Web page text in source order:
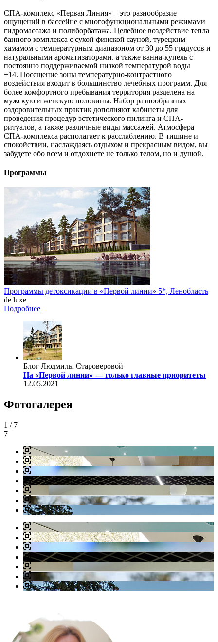
СПА-комплекс «Первая Линия» – это разнообразие
ощущений в бассейне с многофункциональными режимами
гидромассажа и полиборбатажа. Целебное воздействие тепла
банного комплекса с сухой финской сауной, турецким
хамамом с температурным диапазоном от 30 до 55 градусов и
натуральными ароматизаторами, а также ванна-купель с
постоянно поддерживаемой низкой температурой воды
+14. Посещение зоны температурно-контрастного
воздействия входит в большинство лечебных программ. Для
более комфортного пребывания территория разделена на
мужскую и женскую половины. Набор разнообразных
оздоровительных практик дополняют кабинеты для
проведения процедур эстетического пилинга и СПА-
ритуалов, а также различные виды массажей. Атмосфера
СПА-комплекса располагает к расслаблению. В тишине и
спокойствии, наслаждаясь отдыхом и прекрасным видом, вы
забудете обо всем и отдохнете не только телом, но и душой.
Программы
Программы детоксикации в «Первой линии» 5*, Ленобласть
de luxe
Подробнее
Блог Людмилы Староверовой
На «Первой линии» — только главные приоритеты
12.05.2021
Фотогалерея
1 / 7
7